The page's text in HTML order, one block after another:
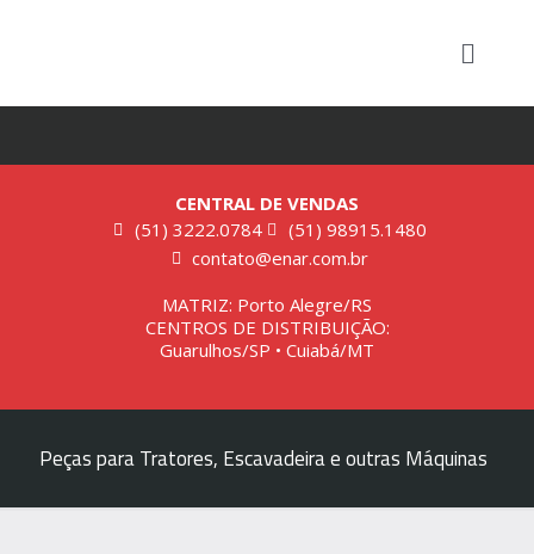
CENTRAL DE VENDAS
(51) 3222.0784
(51) 98915.1480
contato@enar.com.br
MATRIZ: Porto Alegre/RS
CENTROS DE DISTRIBUIÇÃO:
Guarulhos/SP • Cuiabá/MT
Peças para Tratores, Escavadeira e outras Máquinas